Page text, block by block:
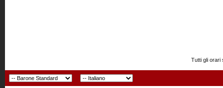
Tutti gli orari